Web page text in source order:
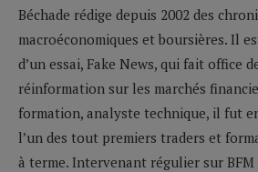
Béchade rédige depuis 2002 des
macroéconomiques et boursières. Il
d’un essai, Fake News, qui fait office
réinformation sur les marchés
formation, analyste technique, il fut
l’un des tout premiers traders et
à terme. Intervenant régulier sur BFM